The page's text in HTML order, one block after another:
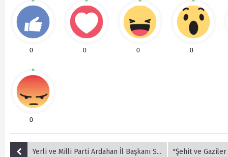
0 0 0 0
0
Yerli ve Milli Parti Ardahan İl Başkanı Secildi. "Şehit ve Gaziler